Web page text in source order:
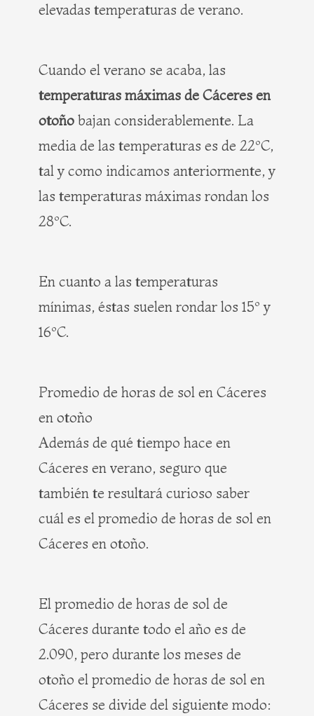
elevadas temperaturas de verano.
Cuando el verano se acaba, las
temperaturas máximas de Cáceres en
otoño bajan considerablemente. La
media de las temperaturas es de 22ºC,
tal y como indicamos anteriormente, y
las temperaturas máximas rondan los
28ºC.
En cuanto a las temperaturas
mínimas, éstas suelen rondar los 15º y
16ºC.
Promedio de horas de sol en Cáceres
en otoño
Además de qué tiempo hace en
Cáceres en verano, seguro que
también te resultará curioso saber
cuál es el promedio de horas de sol en
Cáceres en otoño.
El promedio de horas de sol de
Cáceres durante todo el año es de
2.090, pero durante los meses de
otoño el promedio de horas de sol en
Cáceres se divide del siguiente modo: